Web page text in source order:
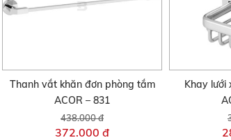
Thanh vắt khăn đơn phòng tắm
ACOR – 831
438.000 đ
372.000 đ
Khay lưới